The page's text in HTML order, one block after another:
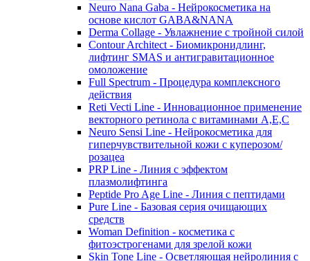
Neuro Nana Gaba - Нейрокосметика на
основе кислот GABA&NANA
Derma Collage - Увлажнение с тройной силой
Contour Architect - Биомикронидлинг,
лифтинг SMAS и антигравитационное
омоложение
Full Spectrum - Процедура комплексного
действия
Reti Vecti Line - Инновационное применение
векторного ретинола с витаминами A,Е,С
Neuro Sensi Line - Нейрокосметика для
гиперчувствительной кожи с куперозом/
розацеа
PRP Line - Линия с эффектом
плазмолифтинга
Peptide Pro Age Line - Линия с пептидами
Pure Line - Базовая серия очищающих
средств
Woman Definition - косметика с
фитоэстрогенами для зрелой кожи
Skin Tone Line - Осветляющая нейролиния с